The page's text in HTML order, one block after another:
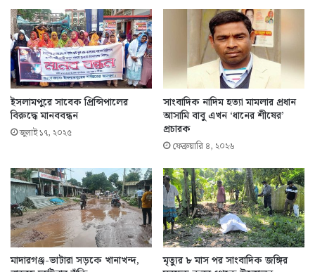
ইসলামপুরে সাবেক প্রিন্সিপালের
বিরুদ্ধে মানববন্ধন
জুলাই ১৭, ২০২৫
সাংবাদিক নাদিম হত্যা মামলার প্রধান
আসামি বাবু এখন ‘ধানের শীষের’
প্রচারক
ফেব্রুয়ারি ৪, ২০২৬
মাদারগঞ্জ-ভাটারা সড়কে খানাখন্দ,
মৃত্যুর ৮ মাস পর সাংবাদিক জঙ্গির